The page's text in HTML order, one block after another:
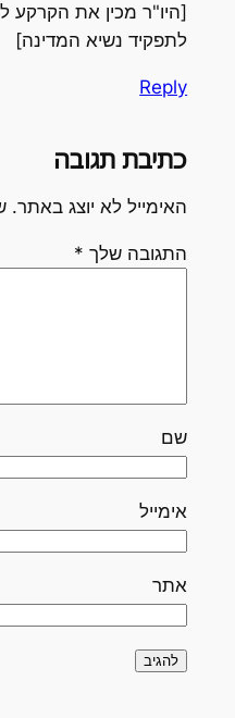
[היו"ר מכין את הקרקע
לתפקיד נשיא המדינה]
Reply
כתיבת תגובה
האימייל לא יוצג באתר.
התגובה שלך *
שם
אימייל
אתר